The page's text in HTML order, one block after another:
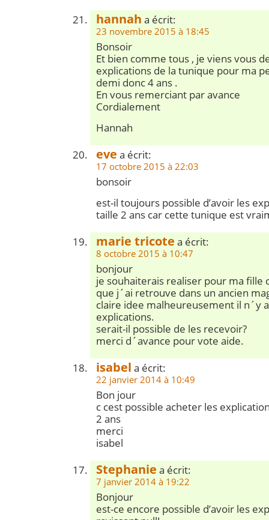
hannah a écrit:
23 novembre 2015 à 18:45
Bonsoir
Et bien comme tous , je viens vous
explications de la tunique pour ma
demi donc 4 ans .
En vous remerciant par avance
Cordialement
Hannah
eve a écrit:
17 octobre 2015 à 22:03
bonsoir
est-il toujours possible d’avoir les
taille 2 ans car cette tunique est
marie tricote a écrit:
8 octobre 2015 à 10:47
bonjour
je souhaiterais realiser pour ma fille
que j´ai retrouve dans un ancien
claire idee malheureusement il n´y
explications.
serait-il possible de les recevoir?
merci d´avance pour vote aide.
isabel a écrit:
22 janvier 2014 à 10:49
Bon jour
c cest possible acheter les
2 ans
merci
isabel
Stephanie a écrit:
7 janvier 2014 à 19:22
Bonjour
est-ce encore possible d’avoir les